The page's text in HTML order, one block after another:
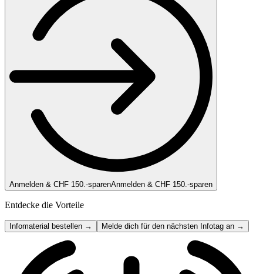
Anmelden & CHF 150.-sparenAnmelden & CHF 150.-sparen
Entdecke die Vorteile
Infomaterial bestellen → Melde dich für den nächsten Infotag an →